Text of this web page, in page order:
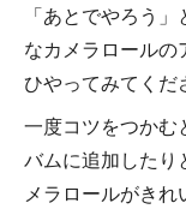
「あとでやろう
なカメラロール
ひやってみてくだ
一度コツをつか
バムに追加したり
メラロールがきれ